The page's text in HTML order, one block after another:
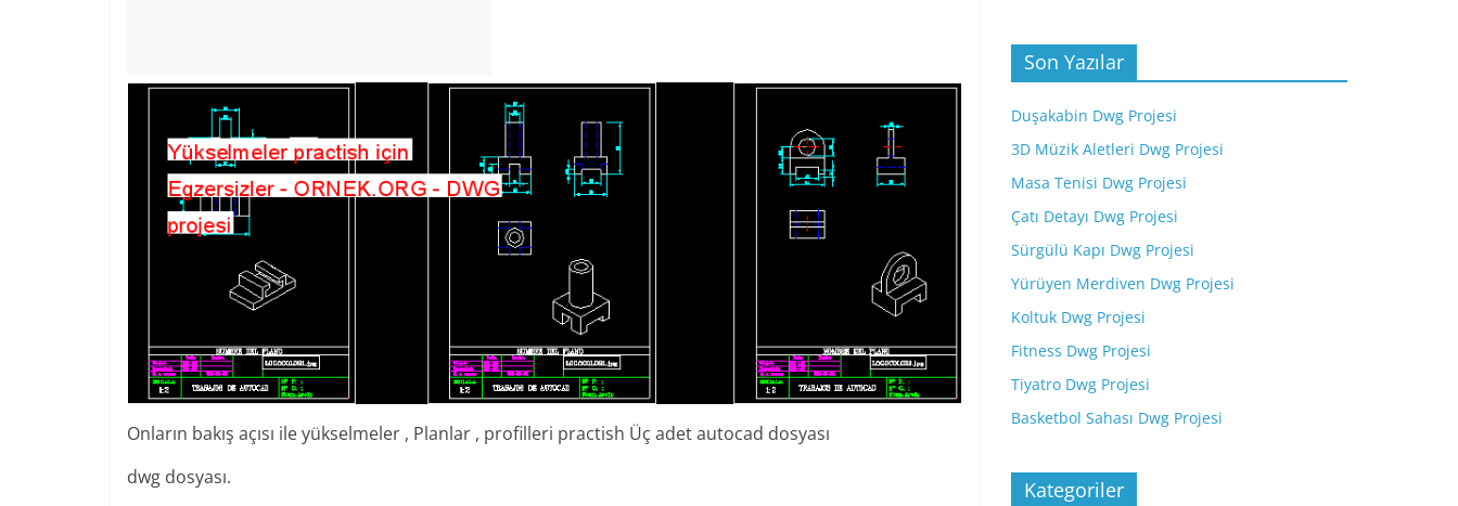
Onların bakış açısı ile yükselmeler , Planlar , profilleri practish Üç adet autocad dosyası
dwg dosyası.
Son Yazılar
Duşakabin Dwg Projesi
3D Müzik Aletleri Dwg Projesi
Masa Tenisi Dwg Projesi
Çatı Detayı Dwg Projesi
Sürgülü Kapı Dwg Projesi
Yürüyen Merdiven Dwg Projesi
Koltuk Dwg Projesi
Fitness Dwg Projesi
Tiyatro Dwg Projesi
Basketbol Sahası Dwg Projesi
Kategoriler